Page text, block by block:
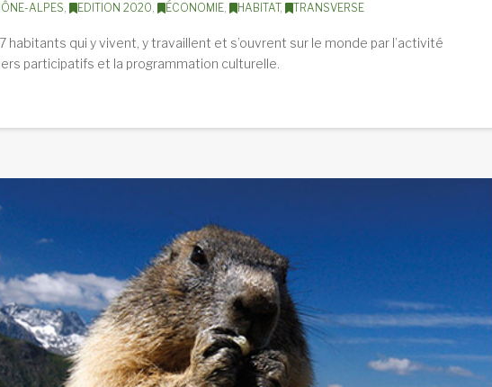
ALPES, EDITION 2020, ÉCONOMIE, HABITAT, TRANSVERSE
habitants qui y vivent, y travaillent et s’ouvrent sur le monde par l’activité
participatifs et la programmation culturelle.